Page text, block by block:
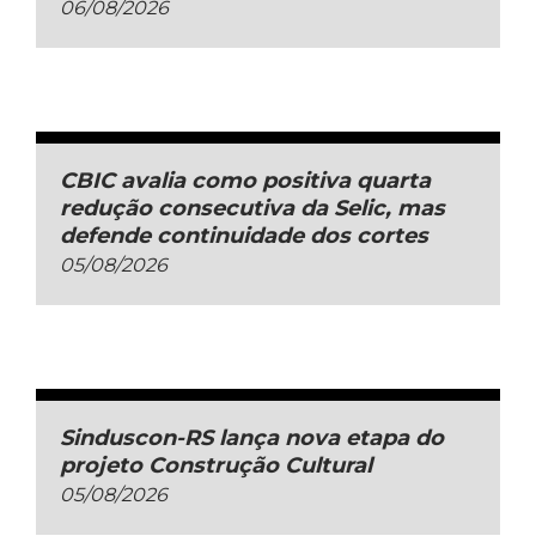
06/08/2026
CBIC avalia como positiva quarta
redução consecutiva da Selic, mas
defende continuidade dos cortes
05/08/2026
Sinduscon-RS lança nova etapa do
projeto Construção Cultural
05/08/2026